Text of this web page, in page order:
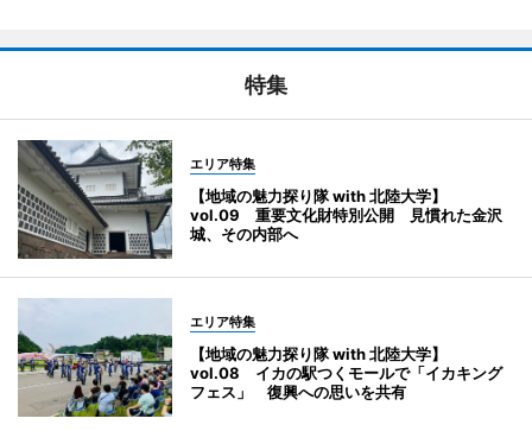
特集
エリア特集
【地域の魅力探り隊 with 北陸大学】
vol.09 重要文化財特別公開 見慣れた金沢
城、その内部へ
エリア特集
【地域の魅力探り隊 with 北陸大学】
vol.08 イカの駅つくモールで「イカキング
フェス」 復興への思いを共有